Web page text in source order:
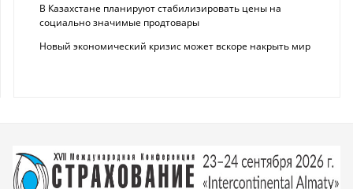
В Казахстане планируют стабилизировать цены на
социально значимые продтовары
Новый экономический кризис может вскоре накрыть мир